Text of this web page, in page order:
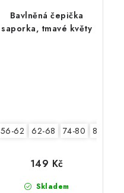
Bavlněná čepička
saporka, tmavé květy
56-62 62-68 74-80 80-86
Skladem
149 Kč